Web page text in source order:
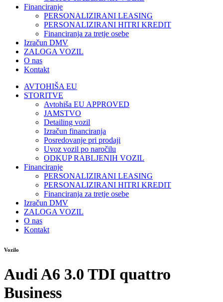
Financiranje
PERSONALIZIRANI LEASING
PERSONALIZIRANI HITRI KREDIT
Financiranja za tretje osebe
Izračun DMV
ZALOGA VOZIL
O nas
Kontakt
AVTOHIŠA EU
STORITVE
Avtohiša EU APPROVED
JAMSTVO
Detailing vozil
Izračun financiranja
Posredovanje pri prodaji
Uvoz vozil po naročilu
ODKUP RABLJENIH VOZIL
Financiranje
PERSONALIZIRANI LEASING
PERSONALIZIRANI HITRI KREDIT
Financiranja za tretje osebe
Izračun DMV
ZALOGA VOZIL
O nas
Kontakt
Vozilo
Audi A6 3.0 TDI quattro
Business